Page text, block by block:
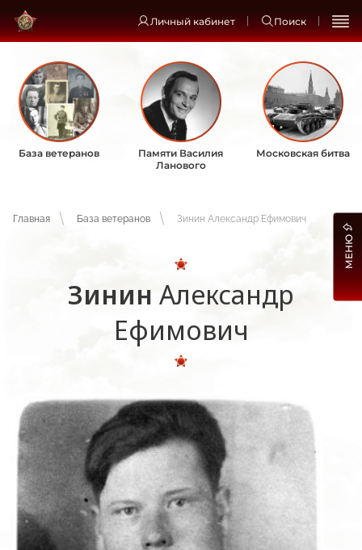
Личный кабинет Поиск
База ветеранов
Памяти Василия
Ланового
Московская битва
Главная База ветеранов Зинин Александр Ефимович
Зинин Александр
Ефимович
МЕНЮ